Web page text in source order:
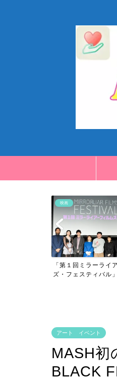
映画
「第一回横浜国
アート イベント
MASH初
BLACK